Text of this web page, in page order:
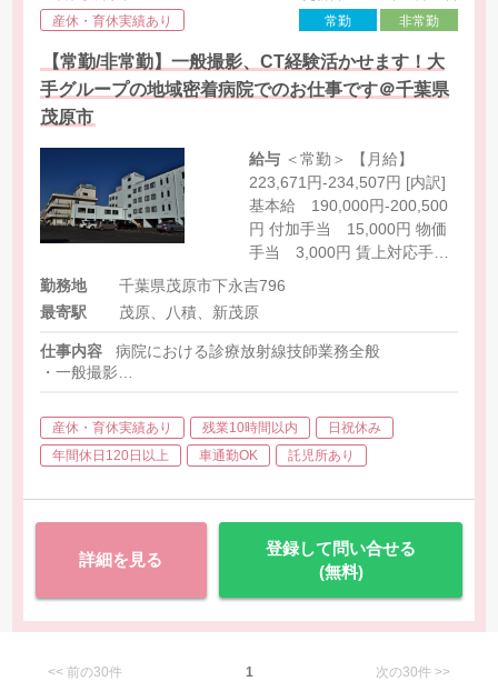
産休・育休実績あり
常勤
非常勤
【常勤/非常勤】一般撮影、CT経験活かせます！大
手グループの地域密着病院でのお仕事です＠千葉県
茂原市
給与
223,671円-234,507円 [内訳]
基本給 190,000円-200,500
円 付加手当 15,000円 物価
手当 3,000円 賃上対応手
当 15,671円-16,007円 [その
他手当] 夜間二次救急手当
25,000円/回 ＜非常勤＞ 【時
給】1,515円
勤務地
千葉県茂原市下永吉796
最寄駅
茂原、八積、新茂原
仕事内容
病院における診療放射線技師業務全般
・一般撮影
・X線TV
・骨密度検査
・ポータブル
産休・育休実績あり 残業10時間以内
日祝休み
年間休日120日以上
車通勤OK 託児所あり
詳細を見る
登録して問い合せる
(無料)
<< 前の30件 1 次の30件 >>